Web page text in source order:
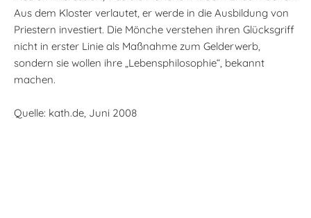
Aus dem Kloster verlautet, er werde in die Ausbildung von
Priestern investiert. Die Mönche verstehen ihren Glücksgriff
nicht in erster Linie als Maßnahme zum Gelderwerb,
sondern sie wollen ihre „Lebensphilosophie“, bekannt
machen.
Quelle: kath.de, Juni 2008